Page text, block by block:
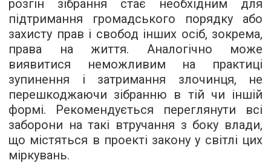
розгін зібрання стає необхідним для
підтримання громадського порядку або
захисту прав і свобод інших осіб, зокрема,
права на життя. Аналогічно може
виявитися неможливим на практиці
зупинення і затримання злочинця, не
перешкоджаючи зібранню в тій чи іншій
формі. Рекомендується переглянути всі
заборони на такі втручання з боку влади,
що містяться в проекті закону у світлі цих
міркувань.